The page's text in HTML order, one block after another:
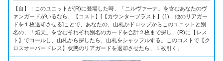
【自】：このユニットが(R)に登場した時、「ニルヴァーナ」を含むあなたのヴ
ァンガードがいるなら、【コスト】[【カウンターブラスト】(1)，他のリアガー
ドを１枚退却させる]ことで、あなたの、山札かドロップからこのユニットと別
名の、「焔天」を含むそれぞれ別名のカードを合計２枚まで探し、(R)に【レス
ト】でコールし、山札から探したら、山札をシャッフルする。このコストで【ク
ロスオーバードレス】状態のリアガードを退却させたら、１枚引く。